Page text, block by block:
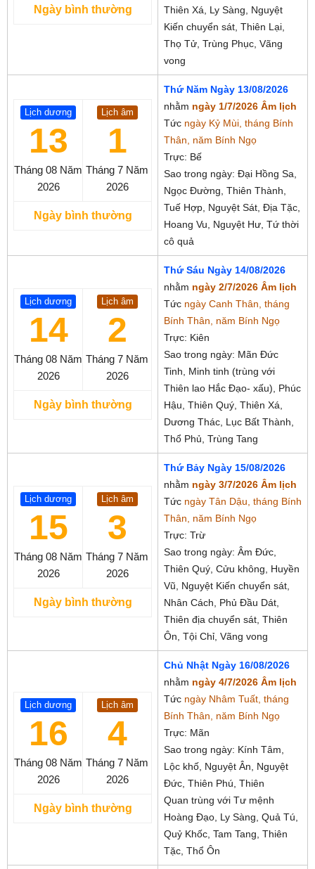
Ngày bình thường
Thiên Xá, Ly Sàng, Nguyệt
Kiến chuyển sát, Thiên Lại,
Thọ Tử, Trùng Phục, Vãng
vong
Lịch dương
13
Tháng 08 Năm
2026
Lịch âm
1
Tháng 7 Năm
2026
Ngày bình thường
Thứ Năm Ngày 13/08/2026
nhằm ngày 1/7/2026 Âm lịch
Tức ngày Kỷ Mùi, tháng Bính
Thân, năm Bính Ngọ
Trực: Bế
Sao trong ngày: Đại Hồng Sa,
Ngọc Đường, Thiên Thành,
Tuế Hợp, Nguyệt Sát, Địa Tặc,
Hoang Vu, Nguyệt Hư, Tứ thời
cô quả
Lịch dương
14
Tháng 08 Năm
2026
Lịch âm
2
Tháng 7 Năm
2026
Ngày bình thường
Thứ Sáu Ngày 14/08/2026
nhằm ngày 2/7/2026 Âm lịch
Tức ngày Canh Thân, tháng
Bính Thân, năm Bính Ngọ
Trực: Kiên
Sao trong ngày: Mãn Đức
Tinh, Minh tinh (trùng với
Thiên lao Hắc Đạo- xấu), Phúc
Hậu, Thiên Quý, Thiên Xá,
Dương Thác, Lục Bất Thành,
Thổ Phủ, Trùng Tang
Lịch dương
15
Tháng 08 Năm
2026
Lịch âm
3
Tháng 7 Năm
2026
Ngày bình thường
Thứ Bảy Ngày 15/08/2026
nhằm ngày 3/7/2026 Âm lịch
Tức ngày Tân Dậu, tháng Bính
Thân, năm Bính Ngọ
Trực: Trừ
Sao trong ngày: Âm Đức,
Thiên Quý, Cửu không, Huyền
Vũ, Nguyệt Kiến chuyển sát,
Nhân Cách, Phủ Đầu Dát,
Thiên địa chuyển sát, Thiên
Ôn, Tội Chỉ, Vãng vong
Lịch dương
16
Tháng 08 Năm
2026
Lịch âm
4
Tháng 7 Năm
2026
Ngày bình thường
Chủ Nhật Ngày 16/08/2026
nhằm ngày 4/7/2026 Âm lịch
Tức ngày Nhâm Tuất, tháng
Bính Thân, năm Bính Ngọ
Trực: Mãn
Sao trong ngày: Kính Tâm,
Lộc khố, Nguyệt Ân, Nguyệt
Đức, Thiên Phú, Thiên
Quan trùng với Tư mệnh
Hoàng Đạo, Ly Sàng, Quả Tú,
Quỷ Khốc, Tam Tang, Thiên
Tặc, Thổ Ôn